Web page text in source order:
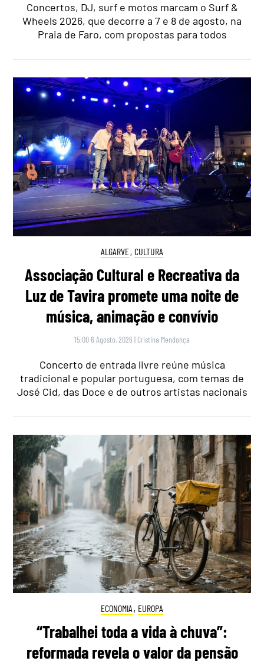
Concertos, DJ, surf e motos marcam o Surf &
Wheels 2026, que decorre a 7 e 8 de agosto, na
Praia de Faro, com propostas para todos
ALGARVE, CULTURA
Associação Cultural e Recreativa da
Luz de Tavira promete uma noite de
música, animação e convívio
15:00 6 Agosto, 2026 | Cristina Mendonça
Concerto de entrada livre reúne música
tradicional e popular portuguesa, com temas de
José Cid, das Doce e de outros artistas nacionais
ECONOMIA , EUROPA
“Trabalhei toda a vida à chuva”:
reformada revela o valor da pensão